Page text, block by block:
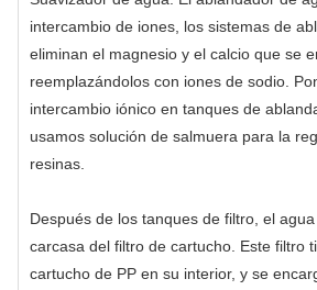
intercambio de iones, los sistemas de
eliminan el magnesio y el calcio que se
reemplazándolos con iones de sodio.
intercambio iónico en tanques de
usamos solución de salmuera para la
resinas.
Después de los tanques de filtro, el
carcasa del filtro de cartucho . Este filtro
cartucho de PP en su interior, y se